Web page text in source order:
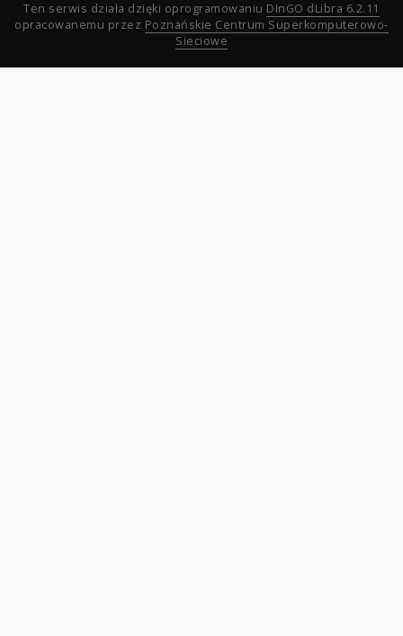
Ten serwis działa dzięki oprogramowaniu DInGO dLibra 6.2.11
opracowanemu przez Poznańskie Centrum Superkomputerowo-
Sieciowe